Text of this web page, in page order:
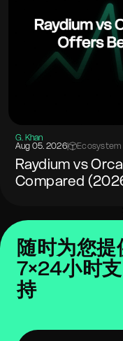
G. Khan
Aug 05. 2026| Ecosystem
Raydium vs
Compared
随时为您提
7×24小时支
持